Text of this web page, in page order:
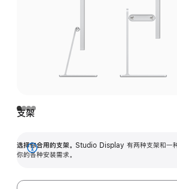
支架
选择你合用的支架。 Studio Display 有两种支架和一种
你的各种安装需求。
展